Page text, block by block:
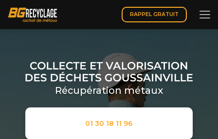
contenu
principal
RAPPEL GRATUIT
Récupération métaux
01 30 18 11 96